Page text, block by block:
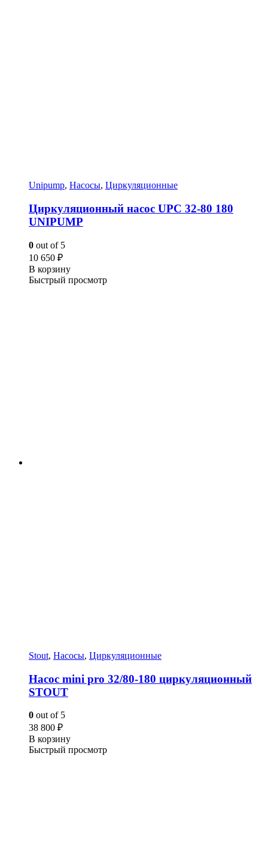
Unipump, Насосы, Циркуляционные
Циркуляционный насос UPC 32-80 180
UNIPUMP
0 out of 5
10 650 ₽
В корзину
Быстрый просмотр
Stout, Насосы, Циркуляционные
Насос mini pro 32/80-180 циркуляционный
STOUT
0 out of 5
38 800 ₽
В корзину
Быстрый просмотр